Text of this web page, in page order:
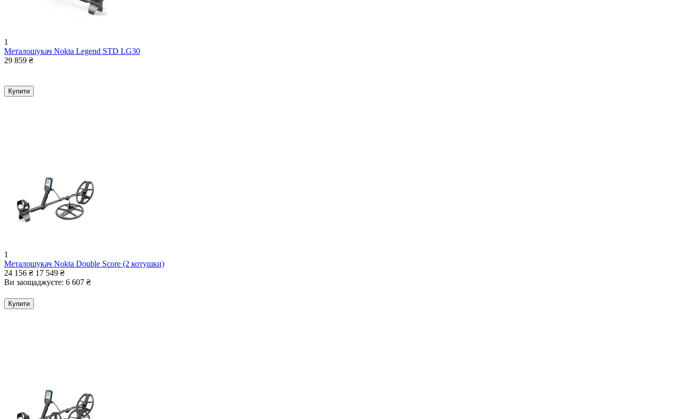
1
Металошукач Nokta Legend STD LG30
29 859 ₴
Купити
1
Металошукач Nokta Double Score (2 котушки)
24 156 ₴ 17 549 ₴
Ви заощаджуєте: 6 607 ₴
Купити